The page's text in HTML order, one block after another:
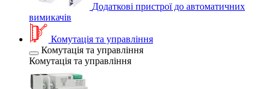
Додаткові пристрої до автоматичних
вимикачів
Комутація та управління
Комутація та управління
Комутація та управління